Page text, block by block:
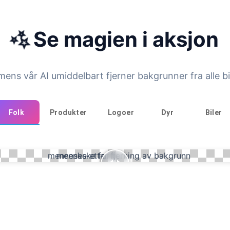
✨ Se magien i aksjon
vår AI umiddelbart fjerner bakgrunner fra alle
Folk Produkter Logoer Dyr Biler